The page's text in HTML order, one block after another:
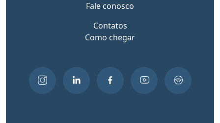
Fale conosco
Contatos
Como chegar